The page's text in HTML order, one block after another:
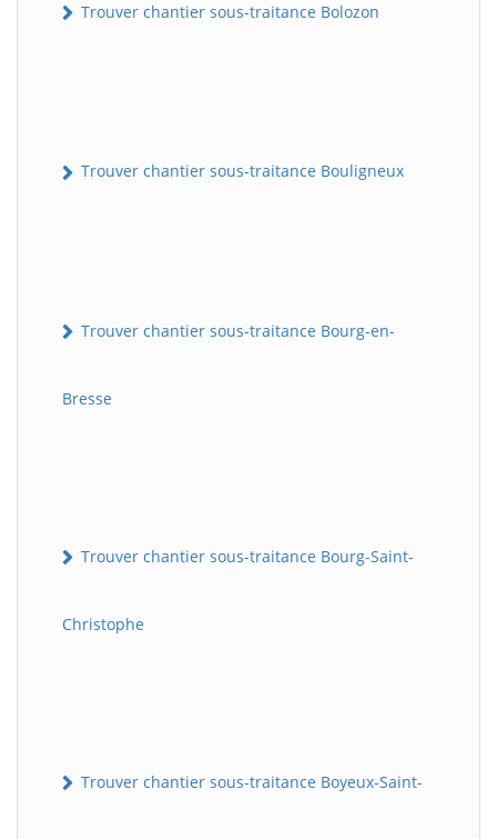
Trouver chantier sous-traitance Bolozon
Trouver chantier sous-traitance Bouligneux
Trouver chantier sous-traitance Bourg-en-
Bresse
Trouver chantier sous-traitance Bourg-Saint-
Christophe
Trouver chantier sous-traitance Boyeux-Saint-